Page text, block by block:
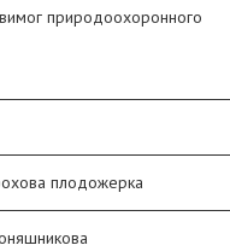
вимог природоохоронного
плодожерка